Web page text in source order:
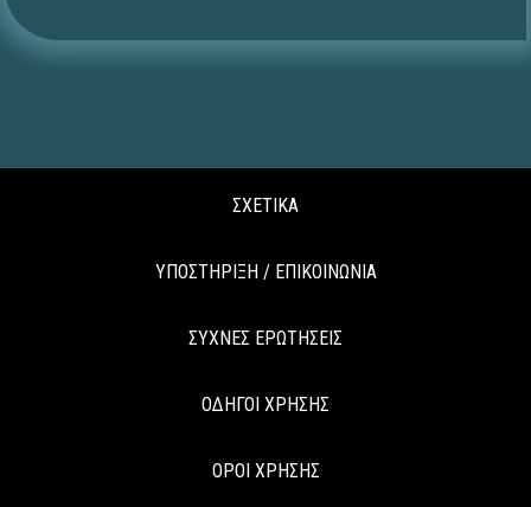
ΣΧΕΤΙΚΑ
ΥΠΟΣΤΗΡΙΞΗ / ΕΠΙΚΟΙΝΩΝΙΑ
ΣΥΧΝΕΣ ΕΡΩΤΗΣΕΙΣ
ΟΔΗΓΟΙ ΧΡΗΣΗΣ
ΟΡΟΙ ΧΡΗΣΗΣ